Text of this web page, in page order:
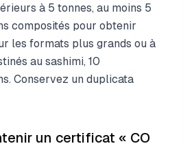
à 5 tonnes, au moins 5
composités pour obtenir
les formats plus grands ou à
au sashimi, 10
Conservez un duplicata
un certificat « CO